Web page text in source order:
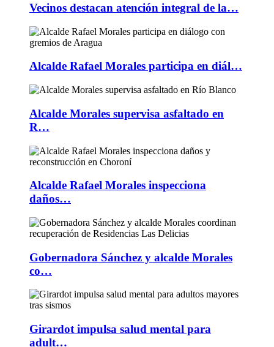
Vecinos destacan atención integral de la…
Alcalde Rafael Morales participa en diál…
Alcalde Morales supervisa asfaltado en
R…
Alcalde Rafael Morales inspecciona
daños…
Gobernadora Sánchez y alcalde Morales
co…
Girardot impulsa salud mental para
adult…